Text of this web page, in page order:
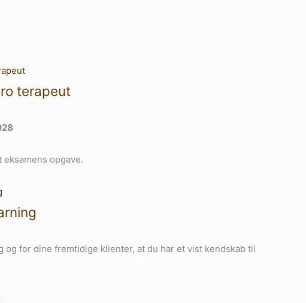
terapeut
opgave.
for dine fremtidige klienter, at du har et vist kendskab til